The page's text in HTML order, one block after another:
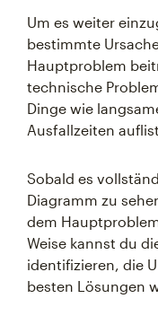
Um es weiter
bestimmte
Hauptproblem
technische
Dinge wie
Ausfallzeiten
Sobald es
Diagramm zu
dem
Weise kannst du
identifizieren, die
besten Lösungen